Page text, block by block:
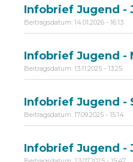
Infobrief Jugend -
Beitragsdatum: 14.01.2026 - 16:13
Infobrief Jugend -
Beitragsdatum: 13.11.2025 - 13:25
Infobrief Jugend -
Beitragsdatum: 17.09.2025 - 15:14
Infobrief Jugend -